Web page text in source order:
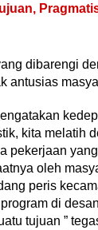
dibarengi
antusias
kita melatih
pekerjaan
oleh
peris
di
tujuan ”